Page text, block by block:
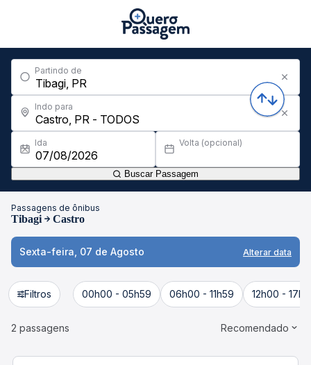
Partindo de
Indo para
Ida Volta (opcional)
Buscar Passagem
Passagens de ônibus
Tibagi Castro
Sexta-feira, 07 de Agosto Alterar data
Filtros 00h00 - 05h59 06h00 - 11h59 12h00 -
2 passagens Recomendado